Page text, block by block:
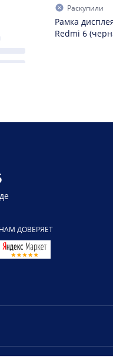
Раскупили
Рамка
Redmi 6
НАМ ДОВЕРЯЕТ